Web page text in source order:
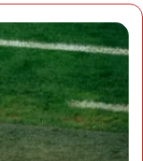
د
ك
إ
ل
ك
ي
ا
ل
ه